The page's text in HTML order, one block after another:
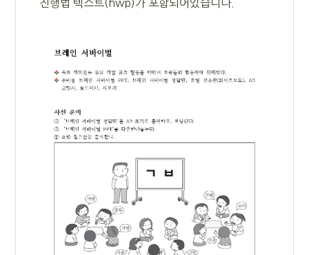
진행법 텍스트(hwp)가 포함되어있습니다.